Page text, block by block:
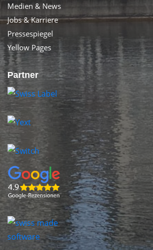
Medien & News
Jobs & Karriere
Pressespiegel
Yellow Pages
Partner